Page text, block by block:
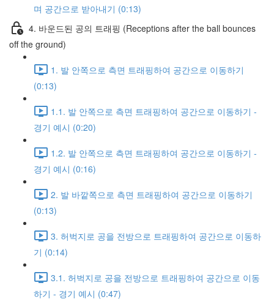
며 공간으로 받아내기 (0:13)
4. 바운드된 공의 트래핑 (Receptions after the ball bounces
off the ground)
1. 발 안쪽으로 측면 트래핑하여 공간으로 이동하기
(0:13)
1.1. 발 안쪽으로 측면 트래핑하여 공간으로 이동하기 -
경기 예시 (0:20)
1.2. 발 안쪽으로 측면 트래핑하여 공간으로 이동하기 -
경기 예시 (0:16)
2. 발 바깥쪽으로 측면 트래핑하여 공간으로 이동하기
(0:13)
3. 허벅지로 공을 전방으로 트래핑하여 공간으로 이동하
기 (0:14)
3.1. 허벅지로 공을 전방으로 트래핑하여 공간으로 이동
하기 - 경기 예시 (0:47)